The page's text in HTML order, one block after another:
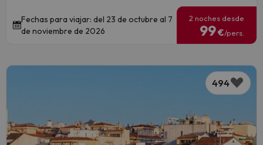
Fechas para viajar: del 23 de octubre al 7
de noviembre de 2026
2 noches desde
99€/pers.
494